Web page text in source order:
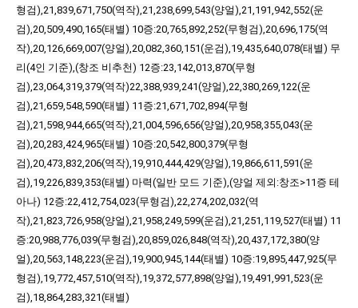
형검),21,839,671,750(역작),21,238,699,543(양얼),21,191,942,552(운
검),20,509,490,165(태별) 10증:20,765,892,252(무형검),20,696,175(역
작),20,126,669,007(양얼),20,082,360,151(운검),19,435,640,078(태별) 무
리(4인 기준),(창조 비추천) 12증:23,142,013,870(무형
검),23,064,319,379(역작)22,388,939,241(양얼),22,380,269,122(운
검),21,659,548,590(태별) 11증:21,671,702,894(무형
검),21,598,944,665(역작),21,004,596,656(양얼),20,958,355,043(운
검),20,283,424,965(태별) 10증:20,542,800,379(무형
검),20,473,832,206(역작),19,910,444,429(양얼),19,866,611,591(운
검),19,226,839,353(태별) 마력(일반 모드 기준),(양얼 제외:창조>11증 테
아나) 12증:22,412,754,023(무형검),22,274,202,032(역
작),21,823,726,958(양얼),21,958,249,599(운검),21,251,119,527(태별) 11
증:20,988,776,039(무형검),20,859,026,848(역작),20,437,172,380(양
얼),20,563,148,223(운검),19,900,945,144(태별) 10증:19,895,447,925(무
형검),19,772,457,510(역작),19,372,577,898(양얼),19,491,991,523(운
검),18,864,283,321(태별)